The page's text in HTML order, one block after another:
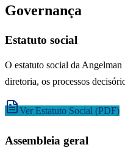
Governança
Estatuto social
O estatuto social da
diretoria, os processos
Ver Estatuto Social (PDF)
Assembleia geral